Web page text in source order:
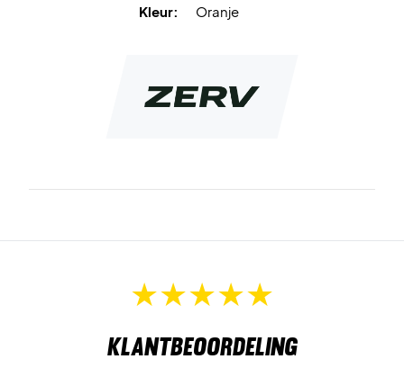
Kleur:
Oranje
Klantbeoordeling